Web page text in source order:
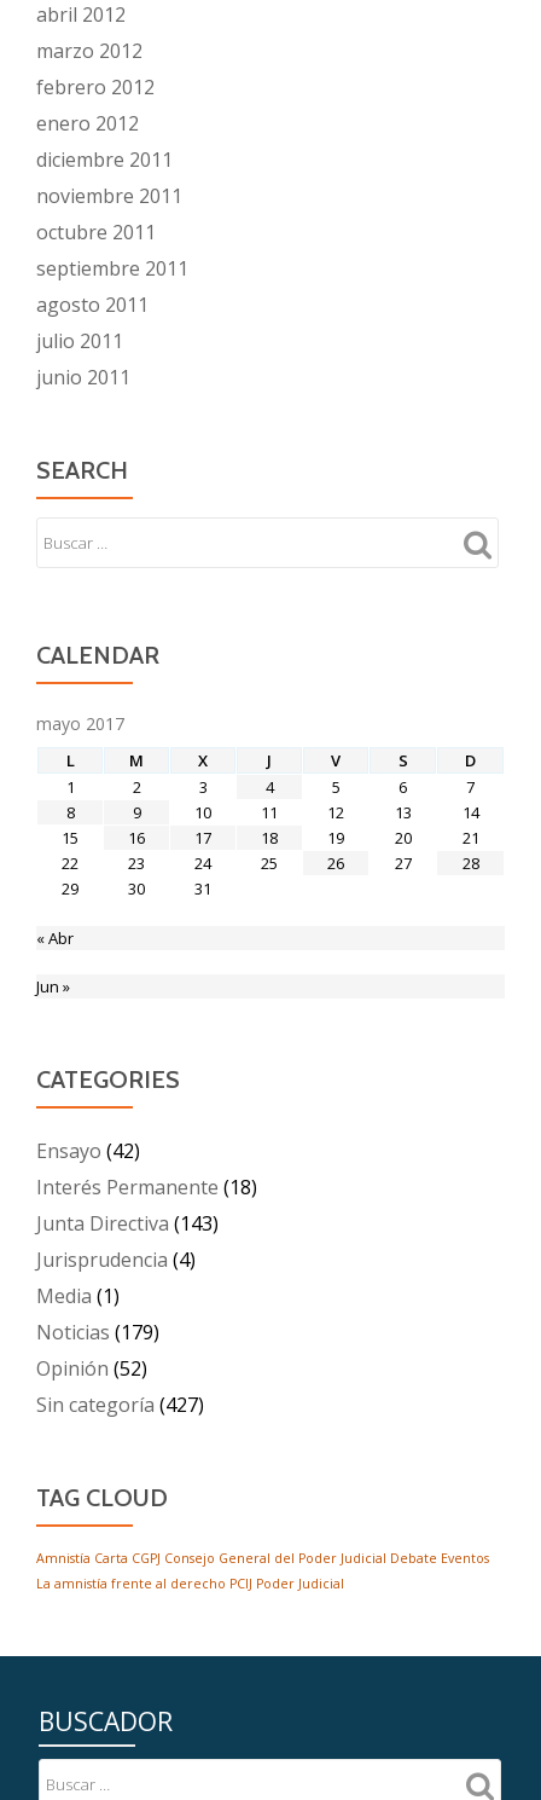
abril 2012
marzo 2012
febrero 2012
enero 2012
diciembre 2011
noviembre 2011
octubre 2011
septiembre 2011
agosto 2011
julio 2011
junio 2011
SEARCH
CALENDAR
mayo 2017
L M X J V S
D
1
2 3 4 5 6
7
8
9 10 11 12 13
14
15
16 17 18 19 20
21
22
23 24 25 26 27
28
29
30 31
« Abr
Jun »
CATEGORIES
Ensayo (42)
Interés Permanente (18)
Junta Directiva (143)
Jurisprudencia (4)
Media (1)
Noticias (179)
Opinión (52)
Sin categoría (427)
TAG CLOUD
Amnistía Carta CGPJ Consejo General del Poder Judicial Debate Eventos
La amnistía frente al derecho PCIJ Poder Judicial
BUSCADOR